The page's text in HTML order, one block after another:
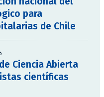
para
de Chile
Ciencia Abierta
científicas